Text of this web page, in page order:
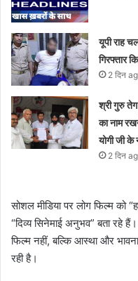
यूपी राह
गिरफ्तार
2 दिन
श्री गुरु तेग
का नाम
योगी जी के
2 दिन
सोशल मीडिया पर लोग फिल्म को
“दिव्य सिनेमाई अनुभव” बता रहे
फिल्म नहीं, बल्कि आस्था और
रही है।